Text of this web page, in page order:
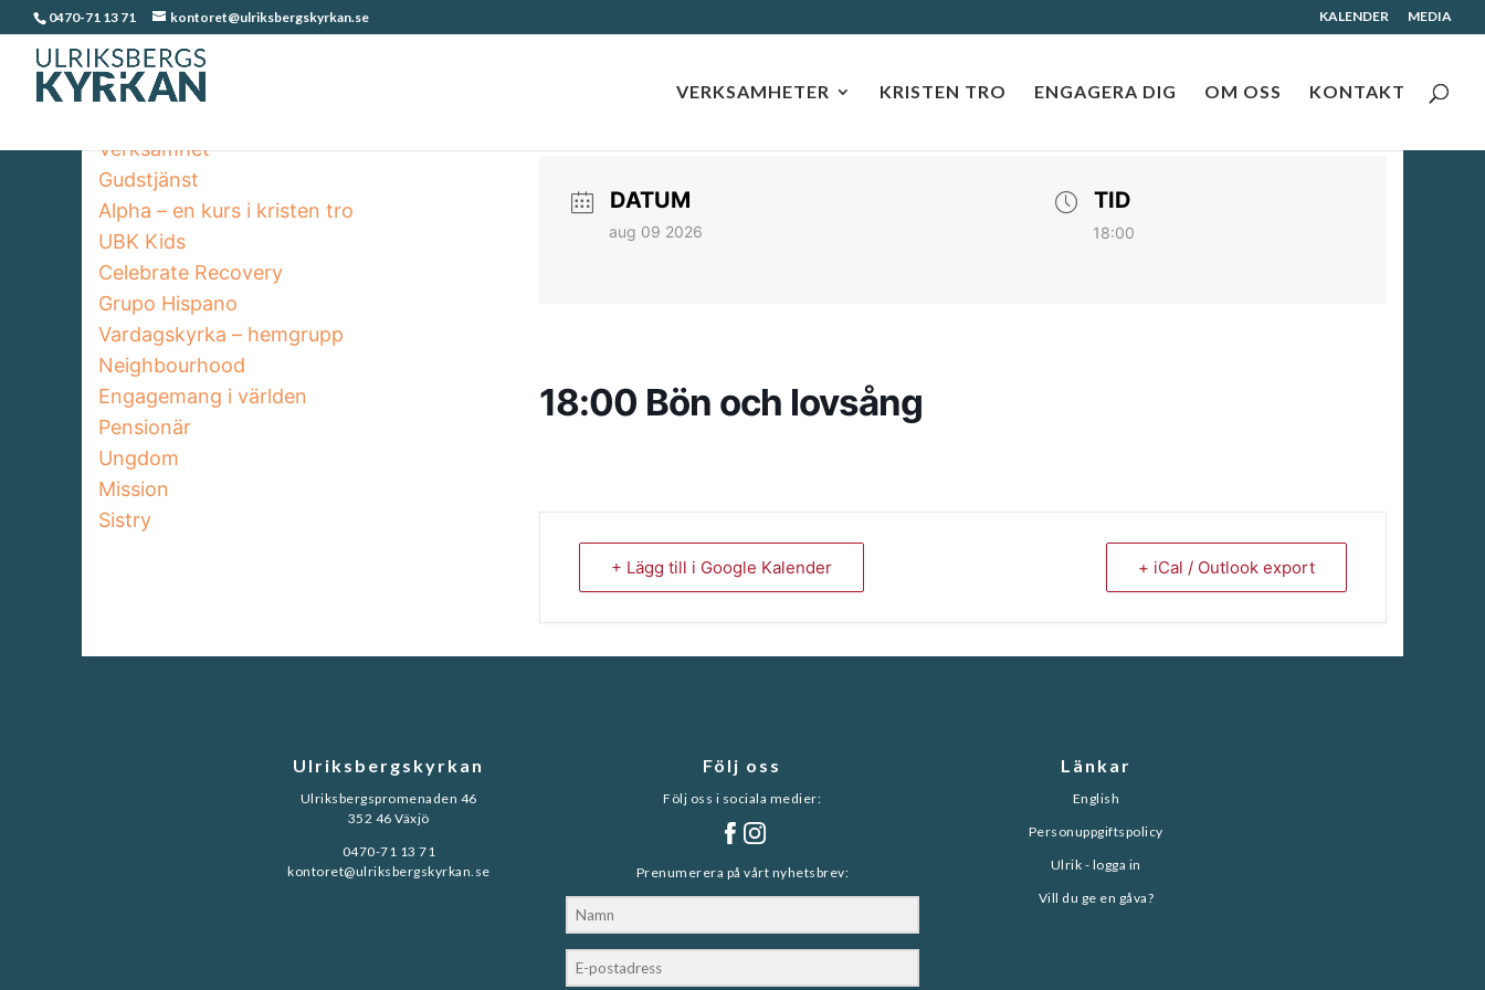
0470-71 13 71 kontoret@ulriksbergskyrkan.se KALENDER MEDIA
VERKSAMHETER KRISTEN TRO ENGAGERA DIG OM OSS KONTAKT
Verksamhet
Gudstjänst
Alpha – en kurs i kristen tro
UBK Kids
Celebrate Recovery
Grupo Hispano
Vardagskyrka – hemgrupp
Neighbourhood
Engagemang i världen
Pensionär
Ungdom
Mission
Sistry
DATUM
aug 09 2026
TID
18:00
18:00 Bön och lovsång
+ Lägg till i Google Kalender + iCal / Outlook export
Ulriksbergskyrkan
Ulriksbergspromenaden 46
352 46 Växjö
0470-71 13 71
kontoret@ulriksbergskyrkan.se
Följ oss
Följ oss i sociala medier:
Prenumerera på vårt nyhetsbrev:
Länkar
English
Personuppgiftspolicy
Ulrik - logga in
Vill du ge en gåva?